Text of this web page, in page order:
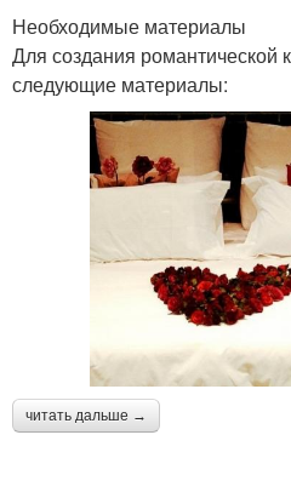
Необходимые материалы
Для создания романтической
следующие материалы:
читать дальше →